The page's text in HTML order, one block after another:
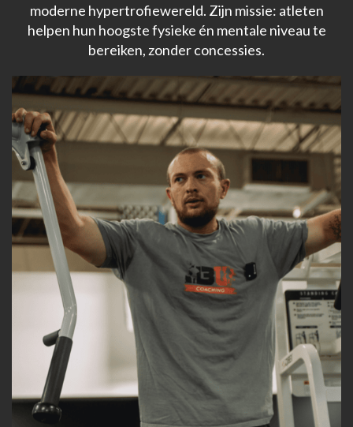
moderne hypertrofiewereld. Zijn missie: atleten
helpen hun hoogste fysieke én mentale niveau te
bereiken, zonder concessies.